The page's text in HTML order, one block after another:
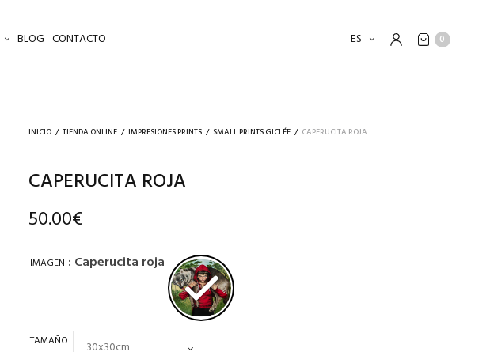
BLOG CONTACTO ES 0
INICIO / TIENDA ONLINE / IMPRESIONES PRINTS / SMALL PRINTS GICLÉE / CAPERUCITA ROJA
CAPERUCITA ROJA
50.00€
IMAGEN : Caperucita roja
TAMAÑO